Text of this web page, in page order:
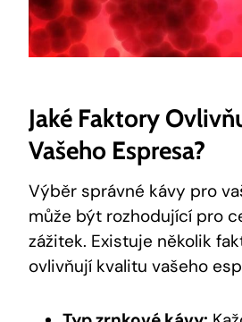
Jaké Faktory
Vašeho Espresa?
Výběr správné kávy pro
může být rozhodující pro
zážitek. Existuje několik
ovlivňují kvalitu vašeho